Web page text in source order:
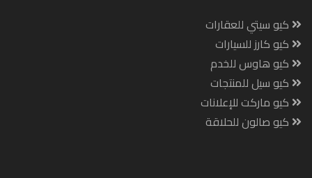
كيو سيتي للعقارات
كيو كارز للسيارات
كيو هاوس للخدم
كيو سيل للمنتجات
كيو ماركت للإعلانات
كيو صالون للحلاقة